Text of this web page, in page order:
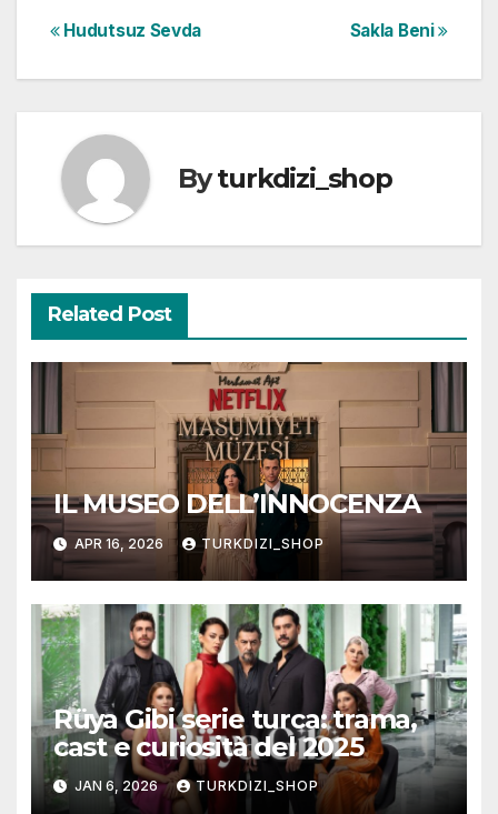
Post
navigation
Sakla Beni
Hudutsuz Sevda
Byturkdizi_shop
Related Post
IL MUSEO DELL’INNOCENZA
APR 16, 2026 TURKDIZI_SHOP
Rüya Gibi serie turca: trama,
cast e curiosità del 2025
JAN 6, 2026 TURKDIZI_SHOP